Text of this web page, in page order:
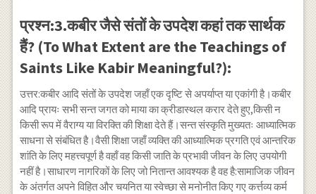
प्रश्न:3.कबीर जैसे संतों के उपदेश कहां तक सार्थक
हैं? (To What Extent are the Teachings of
Saints Like Kabir Meaningful?):
उत्तर:कबीर आदि संतों के उपदेश जहाँ एक दृष्टि से अपर्याप्त या एकांगी है।कबीर
आदि प्रायः सभी सन्त जगत को माया का क्रीडास्थल करार देते हुए,किसी न
किसी रूप में वैराग्य या विरक्ति की शिक्षा देते हैं।सन्त संस्कृति मुख्यतः आध्यात्मिक
साधना से संबंधित है।वैसी शिक्षा जहाँ व्यक्ति की आध्यात्मिक प्रगति एवं आन्तरिक
शांति के लिए महत्त्वपूर्ण है वहाँ वह किसी जाति के प्रभावी जीवन के लिए उपयोगी
नहीं है।साधारण नागरिकों के लिए जो नितान्त आवश्यक है वह है:सामाजिक जीवन
के अंतर्गत अपने विहित और चयनित या स्वेच्छा से मनोनीत किए गए कर्त्तव्य कर्म